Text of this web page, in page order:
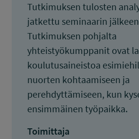
Tutkimuksen tulosten
jatkettu seminaarin
Tutkimuksen pohjalta
yhteistyökumppanit ovat
koulutusaineistoa
nuorten kohtaamiseen ja
perehdyttämiseen, kun
ensimmäinen työpaikka.
Toimittaja